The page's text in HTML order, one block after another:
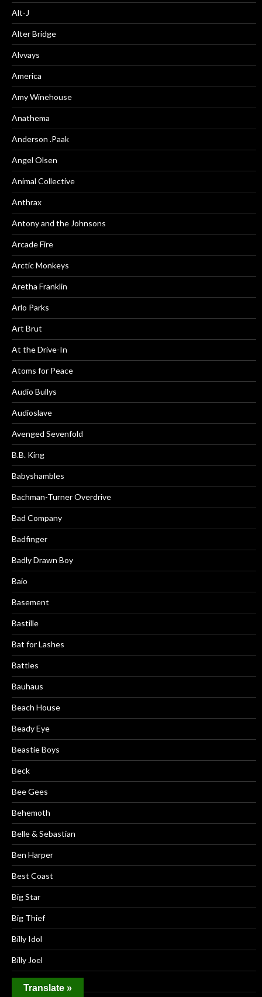
Alt-J
Alter Bridge
Alvvays
America
Amy Winehouse
Anathema
Anderson .Paak
Angel Olsen
Animal Collective
Anthrax
Antony and the Johnsons
Arcade Fire
Arctic Monkeys
Aretha Franklin
Arlo Parks
Art Brut
At the Drive-In
Atoms for Peace
Audio Bullys
Audioslave
Avenged Sevenfold
B.B. King
Babyshambles
Bachman-Turner Overdrive
Bad Company
Badfinger
Badly Drawn Boy
Baio
Basement
Bastille
Bat for Lashes
Battles
Bauhaus
Beach House
Beady Eye
Beastie Boys
Beck
Bee Gees
Behemoth
Belle & Sebastian
Ben Harper
Best Coast
Big Star
Big Thief
Billy Idol
Billy Joel
Björk
Translate »